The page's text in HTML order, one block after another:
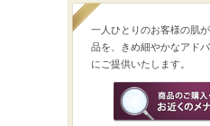
一人ひとりのお客様の肌
品を、きめ細やかなアド
にご提供いたします。